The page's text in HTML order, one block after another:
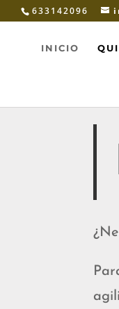
633142096
INICIO